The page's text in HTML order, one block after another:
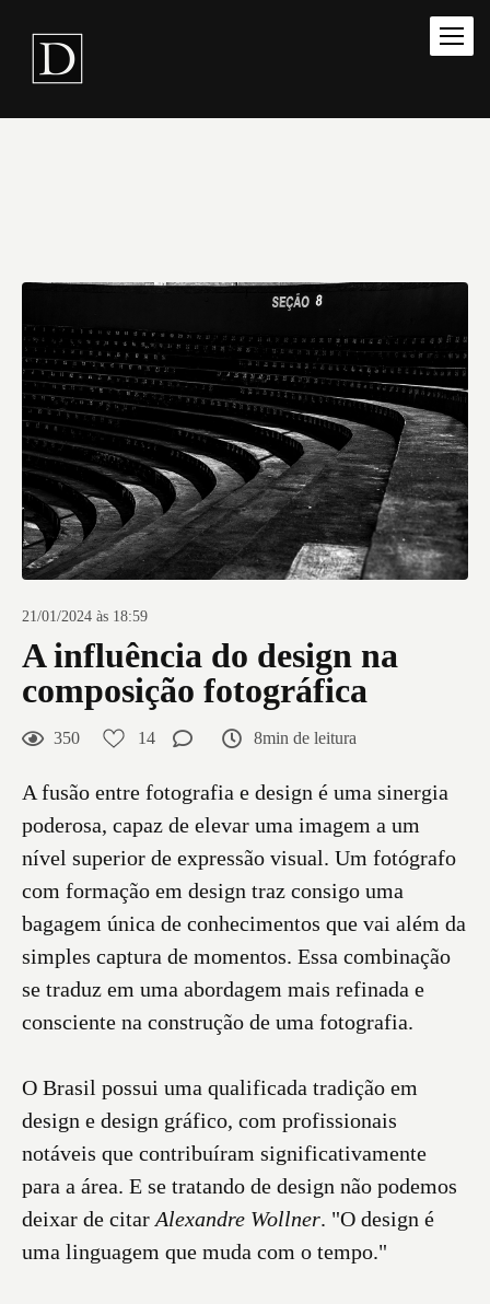
21/01/2024 às 18:59
A influência do design na
composição fotográfica
350 14 8min de leitura
A fusão entre fotografia e design é uma sinergia
poderosa, capaz de elevar uma imagem a um
nível superior de expressão visual. Um fotógrafo
com formação em design traz consigo uma
bagagem única de conhecimentos que vai além da
simples captura de momentos. Essa combinação
se traduz em uma abordagem mais refinada e
consciente na construção de uma fotografia.
O Brasil possui uma qualificada tradição em
design e design gráfico, com profissionais
notáveis que contribuíram significativamente
para a área. E se tratando de design não podemos
deixar de citarAlexandre Wollner. "O design é
uma linguagem que muda com o tempo."